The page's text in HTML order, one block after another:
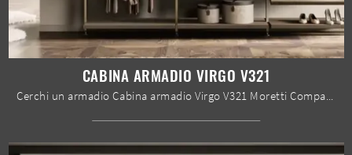
CABINA ARMADIO VIRGO V321
Cerchi un armadio Cabina armadio Virgo V321 Moretti Compact Giorno Notte? Clicca subito! Gli armadi cabine armadio con ante scorrevoli ti attendono.